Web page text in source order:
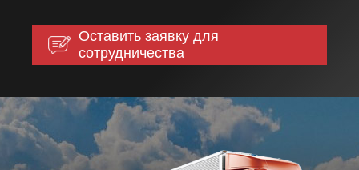
Оставить заявку для
сотрудничества